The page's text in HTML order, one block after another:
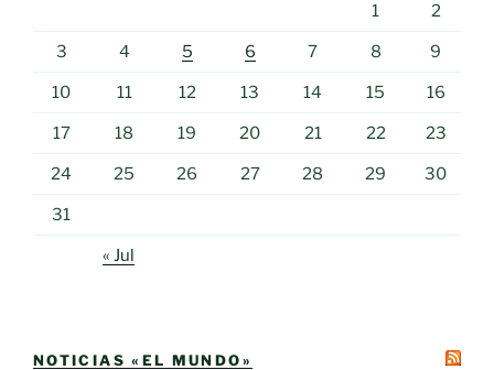
1 2
3 4 5 6 7 8 9
10 11 12 13 14 15 16
17 18 19 20 21 22 23
24 25 26 27 28 29 30
31
« Jul
NOTICIAS «EL MUNDO»